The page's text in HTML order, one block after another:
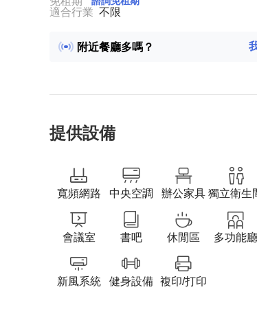
適合行業 不限
附近餐廳多嗎？
已入駐企業有哪些？
提供設備
寬頻網路 中央空調 辦公家具 獨立衛生
會議室 書吧 休閒區 多功能廳
新風系統 健身設備 複印/打印